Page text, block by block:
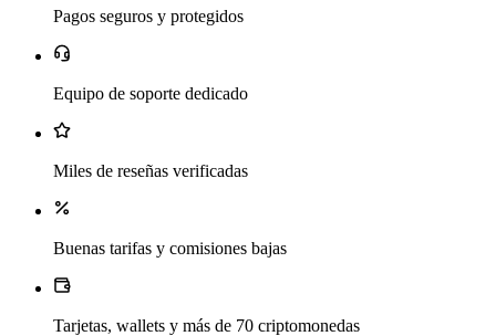
Pagos seguros y protegidos
Equipo de soporte dedicado
Miles de reseñas verificadas
Buenas tarifas y comisiones bajas
Tarjetas, wallets y más de 70 criptomonedas